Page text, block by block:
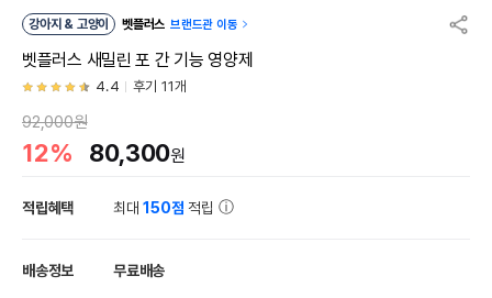
강아지 & 고양이 벳플러스 브랜드관 이동
벳플러스 새밀린 포 간 기능 영양제
4.4 후기 11개
92,000원
12% 80,300원
적립혜택 최대150점 적립
배송정보 무료배송